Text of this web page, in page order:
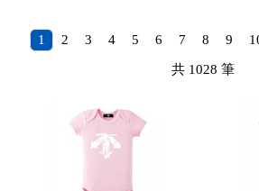
1 2 3 4 5 6 7 8 9
共1028 筆